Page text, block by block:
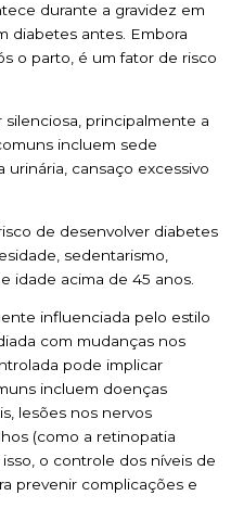
durante a gravidez em
diabetes antes. Embora
o parto, é um fator de risco
principalmente a
incluem sede
urinária, cansaço excessivo
de desenvolver diabetes
sedentarismo,
idade acima de 45 anos.
influenciada pelo estilo
com mudanças nos
pode implicar
incluem doenças
lesões nos nervos
(como a retinopatia
o controle dos níveis de
prevenir complicações e